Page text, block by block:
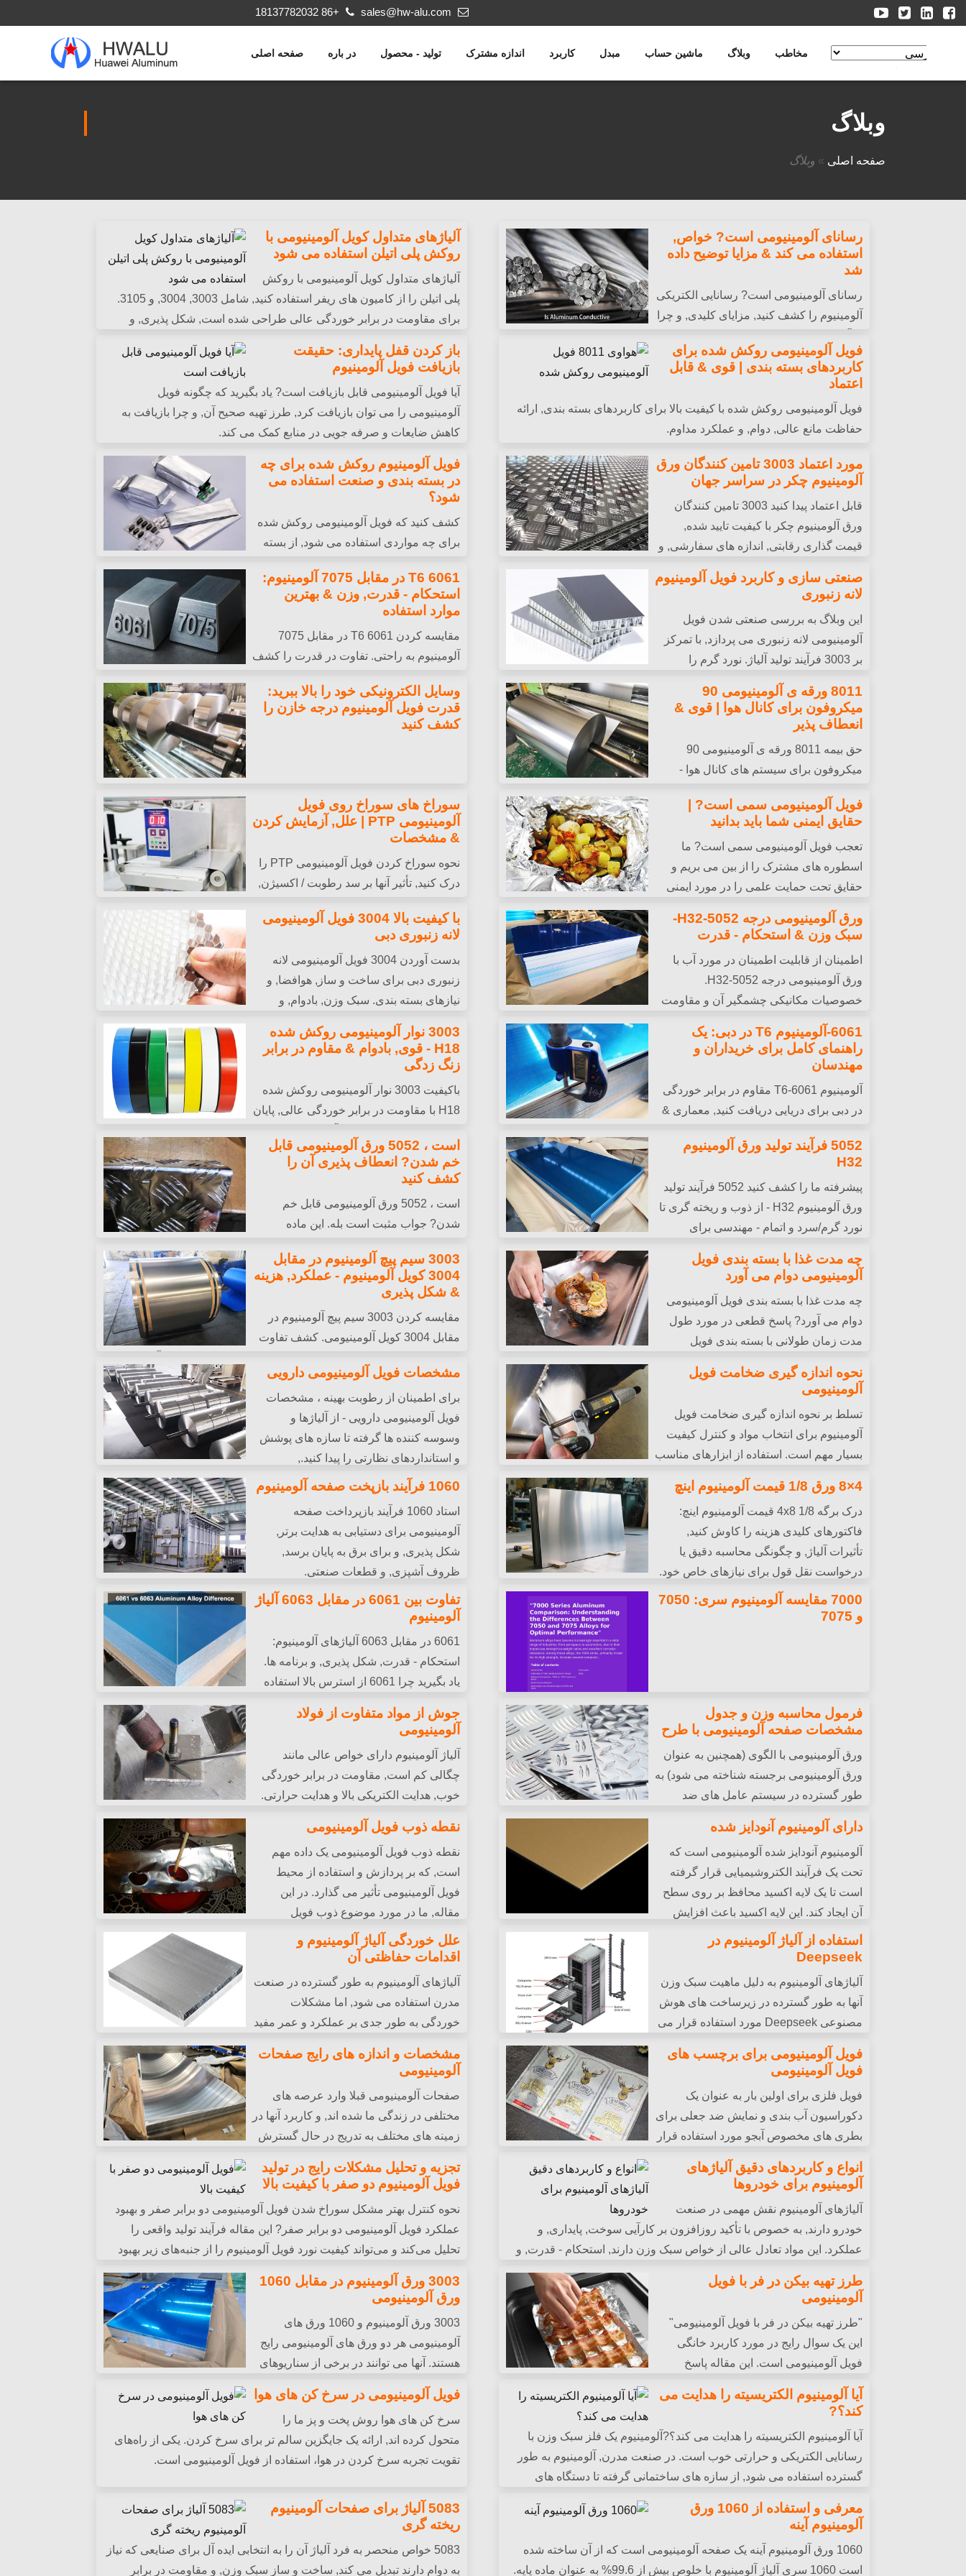
sales@hw-alu.com
+86 18137782032
صفحه اصلی در باره تولید - محصول اندازه مشترک کاربرد مبدل ماشین حساب وبلاگ مخاطب
وبلاگ
صفحه اصلی » وبلاگ
آلیاژهای متداول کویل آلومینیومی با
روکش پلی اتیلن استفاده می شود
آلیاژهای متداول کویل آلومینیومی با روکش
پلی اتیلن را از کامیون های ریفر استفاده کنید, شامل 3003, 3004, و 3105.
برای مقاومت در برابر خوردگی عالی طراحی شده است, شکل پذیری, و
رسانای آلومینیومی است? خواص,
استفاده می کند & مزایا توضیح داده
شد
رسانای آلومینیومی است? رسانایی الکتریکی
آلومینیوم را کشف کنید, مزایای کلیدی, و چرا
باز کردن قفل پایداری: حقیقت
بازیافت فویل آلومینیوم
آیا فویل آلومینیومی قابل بازیافت است? یاد بگیرید که چگونه فویل
آلومینیومی را می توان بازیافت کرد, طرز تهیه صحیح آن, و چرا بازیافت به
کاهش ضایعات و صرفه جویی در منابع کمک می کند.
فویل آلومینیومی روکش شده برای
کاربردهای بسته بندی | قوی & قابل
اعتماد
فویل آلومینیومی روکش شده با کیفیت بالا برای کاربردهای بسته بندی, ارائه
حفاظت مانع عالی, دوام, و عملکرد مداوم.
فویل آلومینیوم روکش شده برای چه
در بسته بندی و صنعت استفاده می
شود؟
کشف کنید که فویل آلومینیومی روکش شده
برای چه مواردی استفاده می شود, از بسته
اصلی را بیاموزید.
مورد اعتماد 3003 تامین کنندگان ورق
آلومینیوم چکر در سراسر جهان
قابل اعتماد پیدا کنید 3003 تامین کنندگان
ورق آلومینیوم چکر با کیفیت تایید شده,
قیمت گذاری رقابتی, اندازه های سفارشی, و
تحویل سریع جهانی برای پروژه های شما.
6061 T6 در مقابل 7075 آلومینیوم:
استحکام - قدرت, وزن & بهترین
موارد استفاده
مقایسه کردن 6061 T6 در مقابل 7075
آلومینیوم به راحتی. تفاوت در قدرت را کشف
صنعتی سازی و کاربرد فویل آلومینیوم
لانه زنبوری
این وبلاگ به بررسی صنعتی شدن فویل
آلومینیومی لانه زنبوری می پردازد, با تمرکز
بر 3003 فرآیند تولید آلیاژ. نورد گرم را
پوشش می دهد, ریخته گری مداوم, و روش ریخته گری - نورد پیوسته,
برجسته کردن مزایای بهینه سازی فرآیند در بهبود خواص مکانیکی, کاهش
مصرف انرژی, و کاهش هزینه های تولید.
وسایل الکترونیکی خود را بالا ببرید:
قدرت فویل آلومینیوم درجه خازن را
کشف کنید
8011 ورقه ی آلومینیومی 90
میکروفون برای کانال هوا | قوی &
انعطاف پذیر
حق بیمه 8011 ورقه ی آلومینیومی 90
میکروفون برای سیستم های کانال هوا -
عایق حرارتی.
سوراخ های سوراخ روی فویل
آلومینیومی PTP | علل, آزمایش کردن
& مشخصات
نحوه سوراخ کردن فویل آلومینیومی PTP را
درک کنید, تأثیر آنها بر سد رطوبت / اکسیژن,
می دارد.
فویل آلومینیومی سمی است? |
حقایق ایمنی شما باید بدانید
تعجب فویل آلومینیومی سمی است? ما
اسطوره های مشترک را از بین می بریم و
حقایق تحت حمایت علمی را در مورد ایمنی
آن برای پخت و پز و ذخیره مواد غذایی ارائه می دهیم.
با کیفیت بالا 3004 فویل آلومینیومی
لانه زنبوری دبی
بدست آوردن 3004 فویل آلومینیومی لانه
زنبوری دبی برای ساخت و ساز, هوافضا, و
نیازهای بسته بندی. سبک وزن, بادوام, و
مقرون به صرفه, مناسب برای برنامه های با کارایی بالا.
ورق آلومینیومی درجه 5052-H32-
سبک وزن & استحکام - قدرت
اطمینان از قابلیت اطمینان در مورد آب با
ورق آلومینیومی درجه 5052-H32.
خصوصیات مکانیکی چشمگیر آن و مقاومت
در برابر خوردگی آب شور ، آن را به انتخاب مناسبی برای قایق ها تبدیل می
کند, اسکله ها, و ساختارهای دریایی.
3003 نوار آلومینیومی روکش شده
H18 - قوی, بادوام & مقاوم در برابر
زنگ زدگی
باکیفیت 3003 نوار آلومینیومی روکش شده
H18 با مقاومت در برابر خوردگی عالی, پایان
6061-آلومینیوم T6 در دبی: یک
راهنمای کامل برای خریداران و
مهندسان
آلومینیوم 6061-T6 مقاوم در برابر خوردگی
در دبی برای دریایی دریافت کنید, معماری &
است ، 5052 ورق آلومینیومی قابل
خم شدن? انعطاف پذیری آن را
کشف کنید
است ، 5052 ورق آلومینیومی قابل خم
شدن? جواب مثبت است بله. این ماده
می دهد.
5052 فرآیند تولید ورق آلومینیوم
H32
پیشرفته ما را کشف کنید 5052 فرآیند تولید
ورق آلومینیوم H32 - از ذوب و ریخته گری تا
نورد گرم/سرد و اتمام - مهندسی برای
3003 سیم پیچ آلومینیوم در مقابل
3004 کویل آلومینیوم - عملکرد, هزینه
& شکل پذیری
مقایسه کردن 3003 سیم پیچ آلومینیوم در
مقابل 3004 کویل آلومینیومی. کشف تفاوت
مقابل. قوطی ها). برای پروژه خود انتخاب مناسبی انجام دهید.
چه مدت غذا با بسته بندی فویل
آلومینیومی دوام می آورد
چه مدت غذا با بسته بندی فویل آلومینیومی
دوام می آورد? پاسخ قطعی در مورد طول
مدت زمان طولانی با بسته بندی فویل
مشخصات فویل آلومینیومی دارویی
برای اطمینان از رطوبت بهینه ، مشخصات
فویل آلومینیومی دارویی - از آلیاژها و
وسوسه کننده ها گرفته تا سازه های پوشش
و استانداردهای نظارتی را پیدا کنید.,
محافظت از نور و اکسیژن برای داروهای شما.
نحوه اندازه گیری ضخامت فویل
آلومینیومی
تسلط بر نحوه اندازه گیری ضخامت فویل
آلومینیوم برای انتخاب مواد و کنترل کیفیت
بسیار مهم است. استفاده از ابزارهای مناسب
می تواند به سرعت, ضخامت فویل آلومینیوم را به طور دقیق و به طور دقیق
اندازه گیری کنید.
1060 فرآیند بازپخت صفحه آلومینیوم
استاد 1060 فرآیند بازپرداخت صفحه
آلومینیومی برای دستیابی به هدایت برتر,
شکل پذیری, و برای برق به پایان برسد,
ظروف آشپزی, و قطعات صنعتی.
4×8 ورق 1/8 قیمت آلومینیوم اینچ
درک برگه 4x8 1/8 قیمت آلومینیوم اینچ:
فاکتورهای کلیدی هزینه را کاوش کنید,
تأثیرات آلیاژ, و چگونگی محاسبه دقیق یا
درخواست نقل قول برای نیازهای خاص خود.
تفاوت بین 6061 در مقابل 6063 آلیاژ
آلومینیوم
6061 در مقابل 6063 آلیاژهای آلومینیوم:
استحکام - قدرت, شکل پذیری, و برنامه ها.
یاد بگیرید چرا 6061 از استرس بالا استفاده
معماری با پایان سطح برتر. آلیاژ مناسب را برای نیازهای خود انتخاب کنید.
7000 مقایسه آلومینیوم سری: 7050
و 7075
جوش از مواد متفاوت از فولاد
آلومینیومی
آلیاژ آلومینیوم دارای خواص عالی مانند
چگالی کم است, مقاومت در برابر خوردگی
خوب, هدایت الکتریکی بالا و هدایت حرارتی.
استفاده از آلیاژ آلومینیوم برای جایگزینی فولاد می تواند کیفیت سازه های
جوش داده شده را تا حد زیادی کاهش دهد.
فرمول محاسبه وزن و جدول
مشخصات صفحه آلومینیومی با طرح
ورق آلومینیومی با الگوی (همچنین به عنوان
ورق آلومینیومی برجسته شناخته می شود) به
طور گسترده در سیستم عامل های ضد
اسکی استفاده می شود, عرشه کشتی, دکوراسیون معماری و سایر زمینه ها
به دلیل بافت سطح مقعر و محدب آن. محاسبه وزن آن گامی اساسی در
طراحی مهندسی و حمل و نقل لجستیکی است.
نقطه ذوب فویل آلومینیومی
نقطه ذوب فویل آلومینیومی یک داده مهم
است, که بر پردازش و استفاده از محیط
فویل آلومینیومی تأثیر می گذارد. در این
مقاله, ما در مورد موضوع ذوب فویل
آلومینیوم بحث خواهیم کرد, به امید کمک به افراد نیازمند بیشتر.
دارای آلومینیوم آنودایز شده
آلومینیوم آنودایز شده آلومینیومی است که
تحت یک فرآیند الکتروشیمیایی قرار گرفته
است تا یک لایه اکسید محافظ بر روی سطح
آن ایجاد کند. این لایه اکسید باعث افزایش
دوام مواد می شود, مقاومت در برابر خوردگی, و جذابیت زیبایی.
علل خوردگی آلیاژ آلومینیوم و
اقدامات حفاظتی آن
آلیاژهای آلومینیوم به طور گسترده در صنعت
مدرن استفاده می شود, اما مشکلات
خوردگی به طور جدی بر عملکرد و عمر مفید
روش های حفاظت از خوردگی آلیاژ آلومینیوم برای ارائه مرجعی برای حل
مشکلات خوردگی آلیاژ آلومینیوم.
استفاده از آلیاژ آلومینیوم در
Deepseek
آلیاژهای آلومینیوم به دلیل ماهیت سبک وزن
آنها به طور گسترده در زیرساخت های هوش
مصنوعی Deepseek مورد استفاده قرار می
گیرند, هدایت حرارتی بالا, و مقاومت در برابر
خوردگی عالی. این خصوصیات آنها را برای قفسه های AI ایده آل می کند,
شاسی سرور, و رادیاتور.
مشخصات و اندازه های رایج صفحات
آلومینیومی
صفحات آلومینیومی قبلا وارد عرصه های
مختلفی در زندگی ما شده اند, و کاربرد آنها در
زمینه های مختلف به تدریج در حال گسترش
فویل آلومینیومی برای برچسب های
فویل آلومینیومی
فویل فلزی برای اولین بار به عنوان یک
دکوراسیون آب بندی و نمایش ضد جعلی برای
بطری های مخصوص آبجو مورد استفاده قرار
گرفت 100 سالها پیش. امروز, ماده ای به نام فویل در بسته بندی برچسب
آبجو در واقع آلومینیوم خالص با محتوای بالا است.
تجزیه و تحلیل مشکلات رایج در تولید
فویل آلومینیوم دو صفر با کیفیت بالا
نحوه کنترل بهتر مشکل سوراخ شدن فویل آلومینیومی دو برابر صفر و بهبود
عملکرد فویل آلومینیومی دو برابر صفر? این مقاله فرآیند تولید واقعی را
تحلیل می‌کند و می‌تواند کیفیت نورد فویل آلومینیوم را از جنبه‌های زیر بهبود
انواع و کاربردهای دقیق آلیاژهای
آلومینیوم برای خودروها
آلیاژهای آلومینیوم نقش مهمی در صنعت
خودرو دارند, به خصوص با تأکید روزافزون بر کارآیی سوخت, پایداری, و
عملکرد. این مواد تعادل عالی از خواص سبک وزن دارند, استحکام - قدرت, و
تبدیل کنید.
3003 ورق آلومینیوم در مقابل 1060
ورق آلومینیومی
3003 ورق آلومینیوم و 1060 ورق های
آلومینیومی هر دو ورق های آلومینیومی رایج
هستند. آنها می توانند در برخی از سناریوهای
استفاده جایگزین یکدیگر شوند, اما انحرافات زیادی در ترکیب شیمیایی دارند,
خواص مکانیکی و قیمت.
طرز تهیه بیکن در فر با فویل
آلومینیومی
"طرز تهیه بیکن در فر با فویل آلومینیومی"
این یک سوال رایج در مورد کاربرد خانگی
فویل آلومینیومی است. این مقاله پاسخ
دقیقی به این سوال ارائه می دهد و امیدوار است به شما کمک کند
فویل آلومینیومی در سرخ کن های هوا
سرخ کن های هوا روش پخت و پز ما را
متحول کرده اند, ارائه یک جایگزین سالم تر برای سرخ کردن. یکی از راه‌های
تقویت تجربه سرخ کردن در هوا، استفاده از فویل آلومینیومی است.
آیا آلومینیوم الکتریسیته را هدایت می
کند؟?
آیا آلومینیوم الکتریسیته را هدایت می کند؟?آلومینیوم یک فلز سبک وزن با
رسانایی الکتریکی و حرارتی خوب است. در صنعت مدرن, آلومینیوم به طور
گسترده استفاده می شود, از سازه های ساختمانی گرفته تا دستگاه های
5083 آلیاژ برای صفحات آلومینیوم
ریخته گری
5083 خواص منحصر به فرد آلیاژ آن را به انتخابی ایده آل برای صنایعی که نیاز
به دوام دارند تبدیل می کند, ساخت و ساز سبک وزن, و مقاومت در برابر
معرفی و استفاده از 1060 ورق
آلومینیوم آینه
1060 ورق آلومینیوم آینه یک صفحه آلومینیومی است که از آن ساخته شده
است 1060 سری آلیاژ آلومینیوم با خلوص بیش از 99.6% به عنوان ماده پایه.